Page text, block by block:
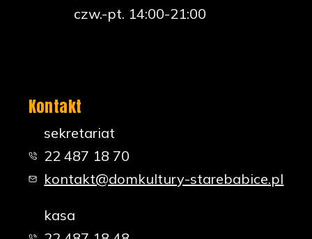
czw.-pt. 14:00-21:00
Kontakt
sekretariat
22 487 18 70
kontakt@domkultury-starebabice.pl
kasa